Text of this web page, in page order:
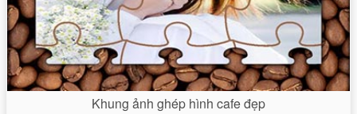
Khung ảnh ghép hình cafe đẹp